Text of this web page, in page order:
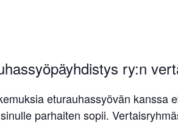
ry:n
eturauhassyövän kanssa
parhaiten sopii.